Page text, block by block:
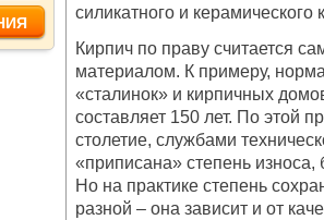
силикатного и керамического
Кирпич по праву считается
материалом. К примеру,
«сталинок» и кирпичных
составляет 150 лет. По
столетие, службами
«приписана» степень
Но на практике степень
разной – она зависит и от